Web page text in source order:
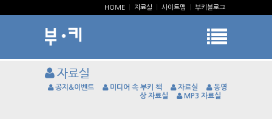
HOME 자료실 사이트맵 부키블로그
자료실
공지&이벤트 미디어 속 부키 책 자료실
동영
상 자료실
MP3 자료실